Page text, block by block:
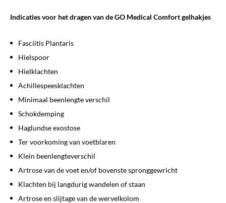
Indicaties voor het dragen van de GO Medical Comfort gelhakjes
Fasciitis Plantaris
Hielspoor
Hielklachten
Achillespeesklachten
Minimaal beenlengte verschil
Schokdemping
Haglundse exostose
Ter voorkoming van voetblaren
Klein beenlengteverschil
Artrose van de voet en/of bovenste spronggewricht
Klachten bij langdurig wandelen of staan
Artrose en slijtage van de wervelkolom